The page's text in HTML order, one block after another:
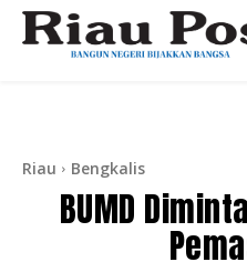
Riau Bengkalis
BUMD